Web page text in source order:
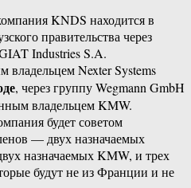
KNDS находится в
правительства через
Industries S.A.
Nexter Systems
, через группу Wegmann GmbH
владельцем KMW.
будет советом
— двух назначаемых
назначаемых KMW, и трех
будут не из Франции и не